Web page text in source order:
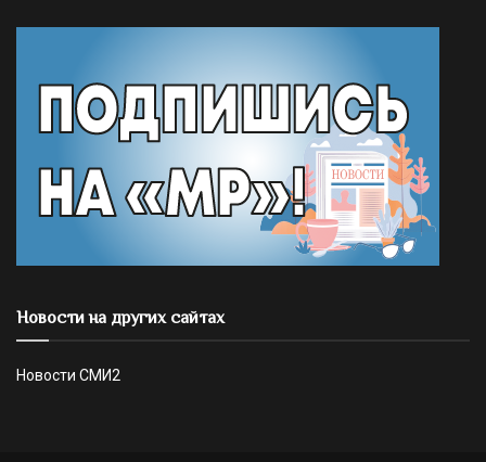
Новости на других сайтах
Новости СМИ2